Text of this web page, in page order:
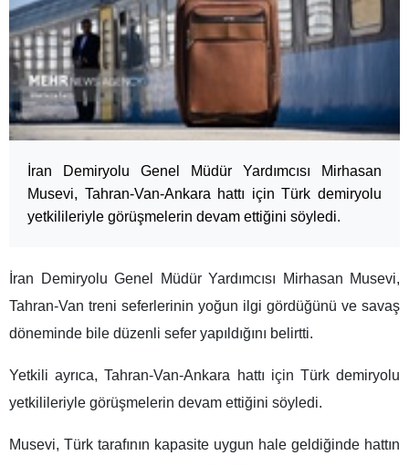
İran Demiryolu Genel Müdür Yardımcısı Mirhasan
Musevi, Tahran-Van-Ankara hattı için Türk demiryolu
yetkilileriyle görüşmelerin devam ettiğini söyledi.
İran Demiryolu Genel Müdür Yardımcısı Mirhasan Musevi,
Tahran-Van treni seferlerinin yoğun ilgi gördüğünü ve savaş
döneminde bile düzenli sefer yapıldığını belirtti.
Yetkili ayrıca, Tahran-Van-Ankara hattı için Türk demiryolu
yetkilileriyle görüşmelerin devam ettiğini söyledi.
Musevi, Türk tarafının kapasite uygun hale geldiğinde hattın